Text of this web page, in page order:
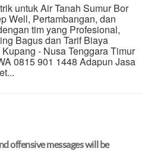
untuk Air Tanah Sumur Bor
Well, Pertambangan, dan
tim yang Profesional,
Bagus dan Tarif Biaya
- Nusa Tenggara Timur
0815 901 1448 Adapun Jasa
offensive messages will be